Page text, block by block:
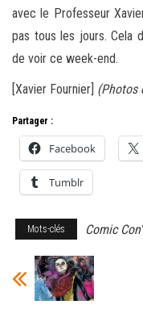
avec le Professeur
pas tous les jours. Cela
de voir ce week-end.
[Xavier Fournier] (Photos
Partager :
Facebook
Tumblr
Mots-clés Comic